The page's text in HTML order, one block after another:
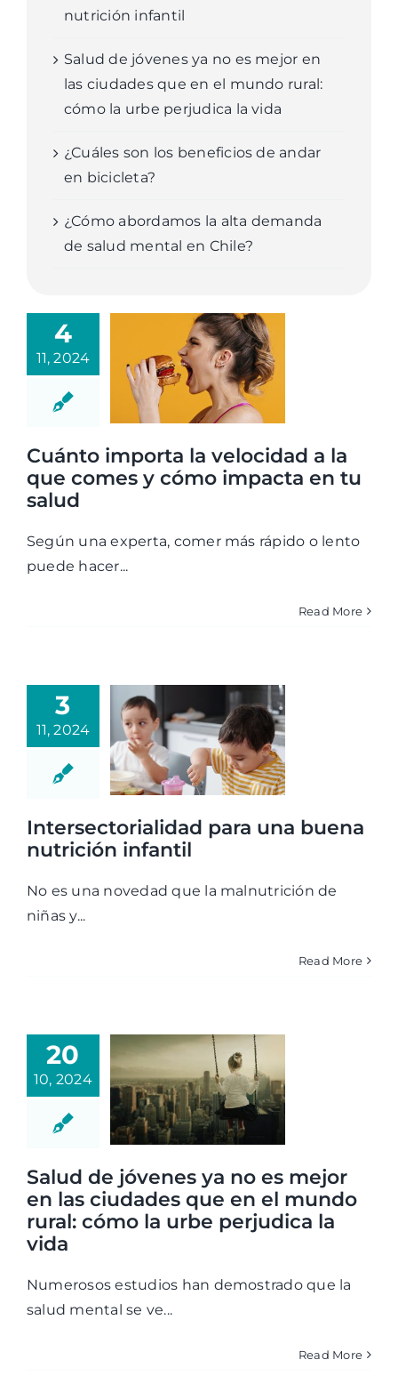
nutrición infantil
Salud de jóvenes ya no es mejor en
las ciudades que en el mundo rural:
cómo la urbe perjudica la vida
¿Cuáles son los beneficios de andar
en bicicleta?
¿Cómo abordamos la alta demanda
de salud mental en Chile?
4
11, 2024
Cuánto importa la velocidad a la
que comes y cómo impacta en tu
salud
Según una experta, comer más rápido o lento
puede hacer...
Read More
3
11, 2024
Intersectorialidad para una buena
nutrición infantil
No es una novedad que la malnutrición de
niñas y...
Read More
20
10, 2024
Salud de jóvenes ya no es mejor
en las ciudades que en el mundo
rural: cómo la urbe perjudica la
vida
Numerosos estudios han demostrado que la
salud mental se ve...
Read More